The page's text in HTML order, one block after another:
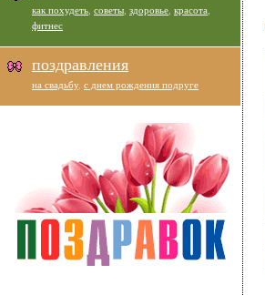
как похудеть советы здоровье красота
фитнес
поздравления
на свадьбу, с днем рождения подруге